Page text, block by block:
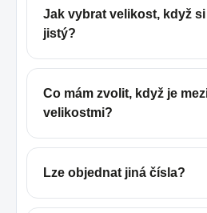
Jak vybrat velikost, když
jistý?
Co mám zvolit, když je
velikostmi?
Lze objednat jiná čísla?